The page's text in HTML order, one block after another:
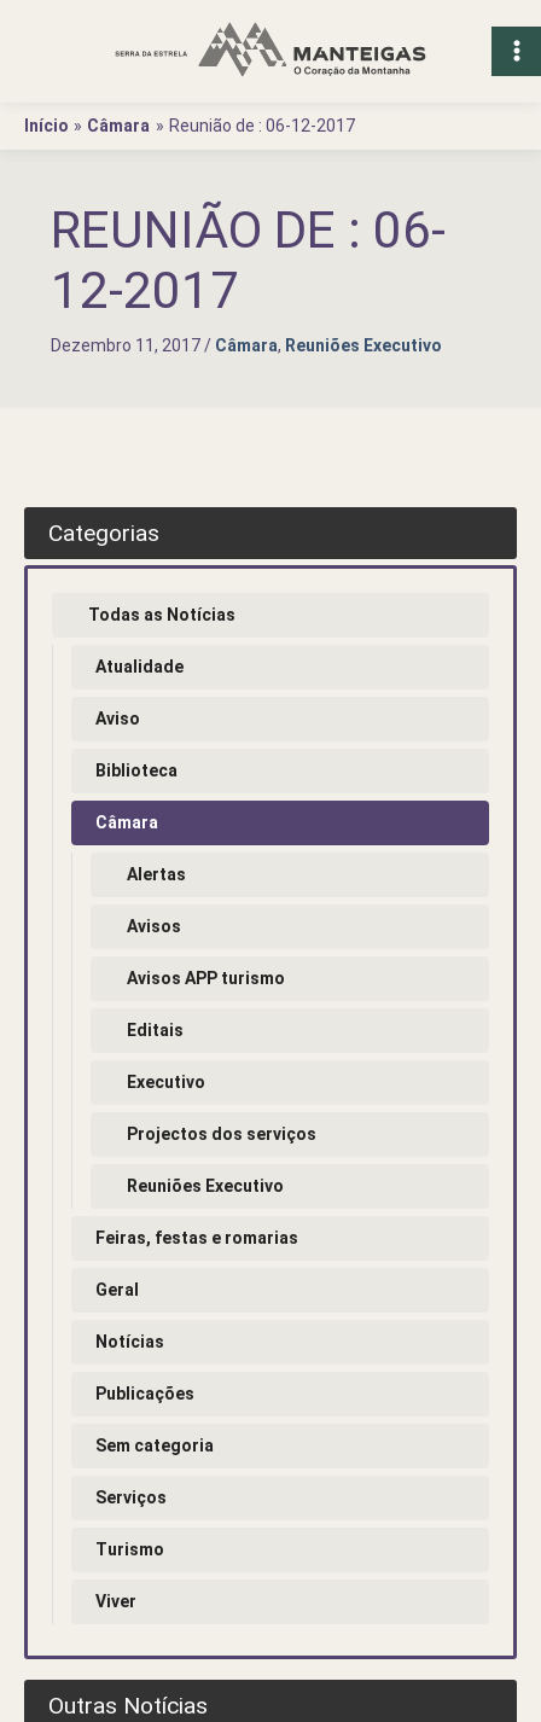
Início
Câmara Reunião de : 06-12-2017
REUNIÃO DE : 06-
12-2017
Dezembro 11, 2017/ Câmara, Reuniões Executivo
Categorias
Todas as Notícias
Atualidade
Aviso
Biblioteca
Câmara
Alertas
Avisos
Avisos APP turismo
Editais
Executivo
Projectos dos serviços
Reuniões Executivo
Feiras, festas e romarias
Geral
Notícias
Publicações
Sem categoria
Serviços
Turismo
Viver
Outras Notícias